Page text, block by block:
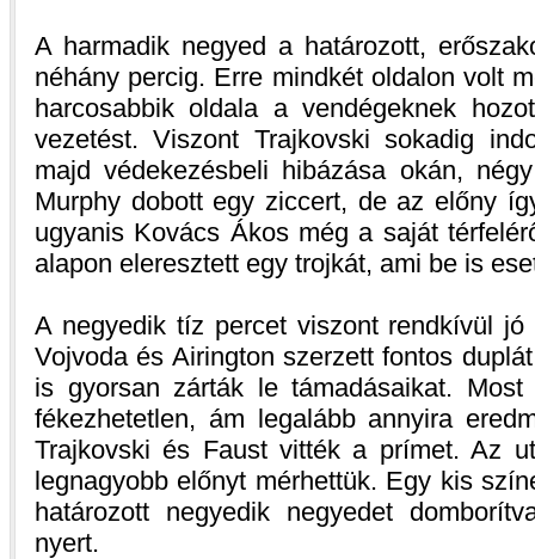
A harmadik negyed a határozott,
néhány percig. Erre mindkét oldalon volt
harcosabbik oldala a vendégeknek
vezetést. Viszont Trajkovski sokadig
majd védekezésbeli hibázása okán,
Murphy dobott egy ziccert, de az előny
ugyanis Kovács Ákos még a saját
alapon eleresztett egy trojkát, ami be is
A negyedik tíz percet viszont rendkívül
Vojvoda és Airington szerzett fontos
is gyorsan zárták le támadásaikat.
fékezhetetlen, ám legalább annyira
Trajkovski és Faust vitték a prímet. Az
legnagyobb előnyt mérhettük. Egy kis
határozott negyedik negyedet
nyert.